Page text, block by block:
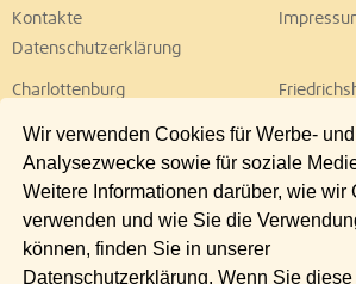
Wir verwenden Cookies für Werbe- und
Analysezwecke sowie für soziale
Weitere Informationen darüber, wie wir
verwenden und wie Sie die
können, finden Sie in unserer
Datenschutzerklärung. Wenn Sie
Kontakte
Datenschutzerklärung
Charlottenburg
Lichtenberg
Marzahn
Neukölln
Pankow
Reinickendorf